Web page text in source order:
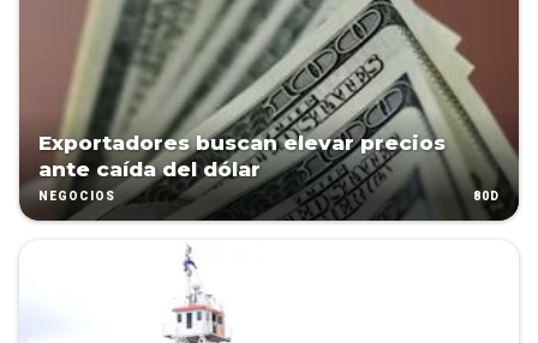
Exportadores buscan elevar precios
ante caída del dólar
NEGOCIOS 80D